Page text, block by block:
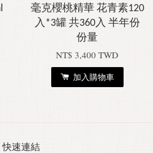
毫克櫻桃精華 花青素120
入*3罐 共360入 半年份
份量
NT$ 3,400 TWD
加入購物車
快速連結